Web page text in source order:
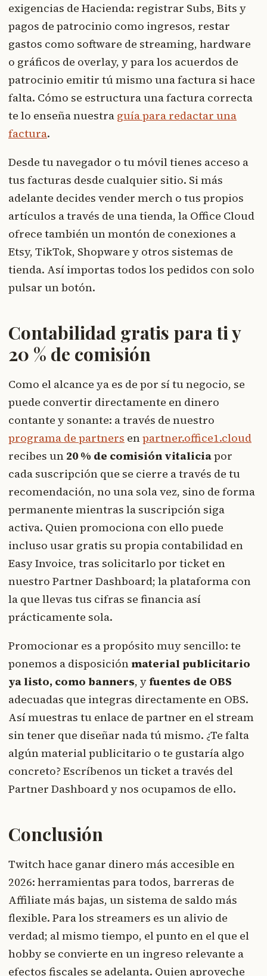
exigencias de Hacienda: registrar Subs, Bits y
pagos de patrocinio como ingresos, restar
gastos como software de streaming, hardware
o gráficos de overlay, y para los acuerdos de
patrocinio emitir tú mismo una factura si hace
falta. Cómo se estructura una factura correcta
te lo enseña nuestra guía para redactar una
factura.
Desde tu navegador o tu móvil tienes acceso a
tus facturas desde cualquier sitio. Si más
adelante decides vender merch o tus propios
artículos a través de una tienda, la Office Cloud
ofrece también un montón de conexiones a
Etsy, TikTok, Shopware y otros sistemas de
tienda. Así importas todos los pedidos con solo
pulsar un botón.
Contabilidad gratis para ti y
20 % de comisión
Como el alcance ya es de por sí tu negocio, se
puede convertir directamente en dinero
contante y sonante: a través de nuestro
programa de partners enpartner.office1.cloud
recibes un 20 % de comisión vitaliciapor
cada suscripción que se cierre a través de tu
recomendación, no una sola vez, sino de forma
permanente mientras la suscripción siga
activa. Quien promociona con ello puede
incluso usar gratis su propia contabilidad en
Easy Invoice, tras solicitarlo por ticket en
nuestro Partner Dashboard; la plataforma con
la que llevas tus cifras se financia así
prácticamente sola.
Promocionar es a propósito muy sencillo: te
ponemos a disposiciónmaterial publicitario
ya listo, como banners, yfuentes de OBS
adecuadas que integras directamente en OBS.
Así muestras tu enlace de partner en el stream
sin tener que diseñar nada tú mismo. ¿Te falta
algún material publicitario o te gustaría algo
concreto? Escríbenos un ticket a través del
Partner Dashboard y nos ocupamos de ello.
Conclusión
Twitch hace ganar dinero más accesible en
2026: herramientas para todos, barreras de
Affiliate más bajas, un sistema de saldo más
flexible. Para los streamers es un alivio de
verdad; al mismo tiempo, el punto en el que el
hobby se convierte en un ingreso relevante a
efectos fiscales se adelanta. Quien aproveche